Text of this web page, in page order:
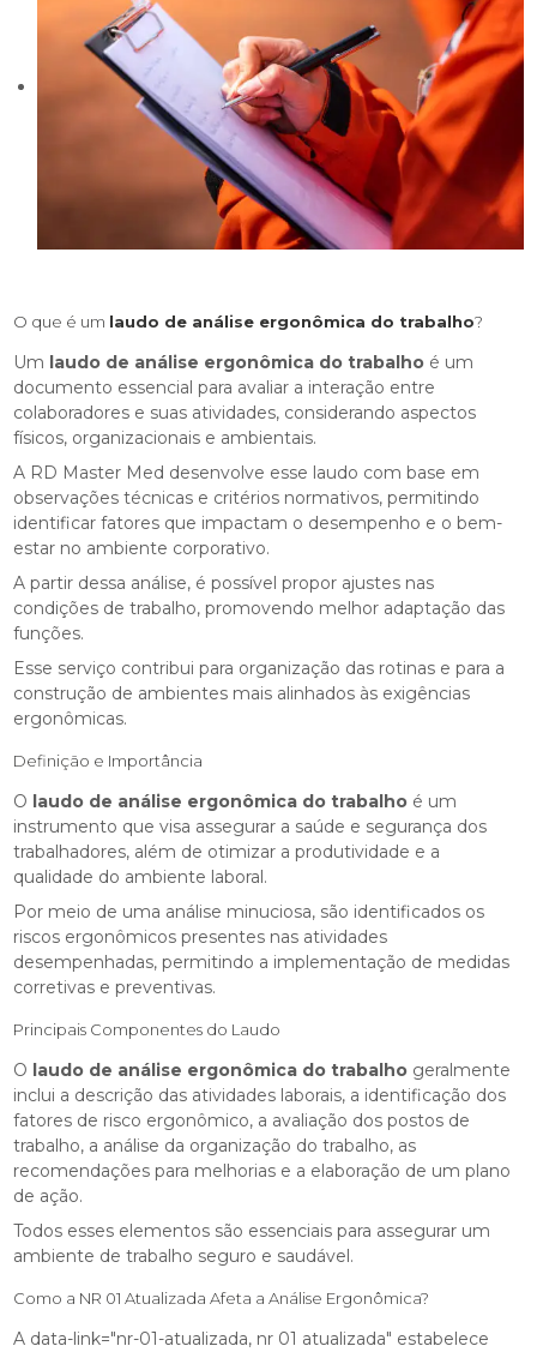
O que é um laudo de análise ergonômica do trabalho?
Um laudo de análise ergonômica do trabalho é um
documento essencial para avaliar a interação entre
colaboradores e suas atividades, considerando aspectos
físicos, organizacionais e ambientais.
A RD Master Med desenvolve esse laudo com base em
observações técnicas e critérios normativos, permitindo
identificar fatores que impactam o desempenho e o bem-
estar no ambiente corporativo.
A partir dessa análise, é possível propor ajustes nas
condições de trabalho, promovendo melhor adaptação das
funções.
Esse serviço contribui para organização das rotinas e para a
construção de ambientes mais alinhados às exigências
ergonômicas.
Definição e Importância
O laudo de análise ergonômica do trabalho é um
instrumento que visa assegurar a saúde e segurança dos
trabalhadores, além de otimizar a produtividade e a
qualidade do ambiente laboral.
Por meio de uma análise minuciosa, são identificados os
riscos ergonômicos presentes nas atividades
desempenhadas, permitindo a implementação de medidas
corretivas e preventivas.
Principais Componentes do Laudo
O laudo de análise ergonômica do trabalho geralmente
inclui a descrição das atividades laborais, a identificação dos
fatores de risco ergonômico, a avaliação dos postos de
trabalho, a análise da organização do trabalho, as
recomendações para melhorias e a elaboração de um plano
de ação.
Todos esses elementos são essenciais para assegurar um
ambiente de trabalho seguro e saudável.
Como a NR 01 Atualizada Afeta a Análise Ergonômica?
A data-link="nr-01-atualizada, nr 01 atualizada" estabelece